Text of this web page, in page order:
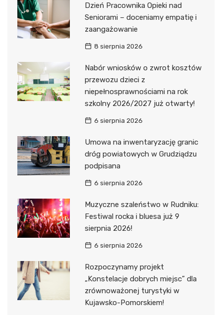
Dzień Pracownika Opieki nad
Seniorami – doceniamy empatię i
zaangażowanie
8 sierpnia 2026
Nabór wniosków o zwrot kosztów
przewozu dzieci z
niepełnosprawnościami na rok
szkolny 2026/2027 już otwarty!
6 sierpnia 2026
Umowa na inwentaryzację granic
dróg powiatowych w Grudziądzu
podpisana
6 sierpnia 2026
Muzyczne szaleństwo w Rudniku:
Festiwal rocka i bluesa już 9
sierpnia 2026!
6 sierpnia 2026
Rozpoczynamy projekt
„Konstelacje dobrych miejsc” dla
zrównoważonej turystyki w
Kujawsko-Pomorskiem!